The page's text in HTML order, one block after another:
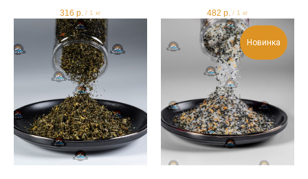
316 р. / 1 кг 482 р. / 1 кг
Новинка